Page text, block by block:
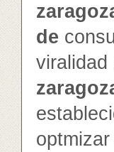
de
viralidad